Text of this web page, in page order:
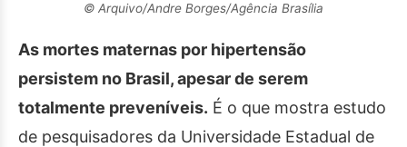
© Arquivo/Andre Borges/Agência Brasília
As mortes maternas por hipertensão
persistem no Brasil, apesar de serem
totalmente preveníveis. É o que mostra estudo
de pesquisadores da Universidade Estadual de